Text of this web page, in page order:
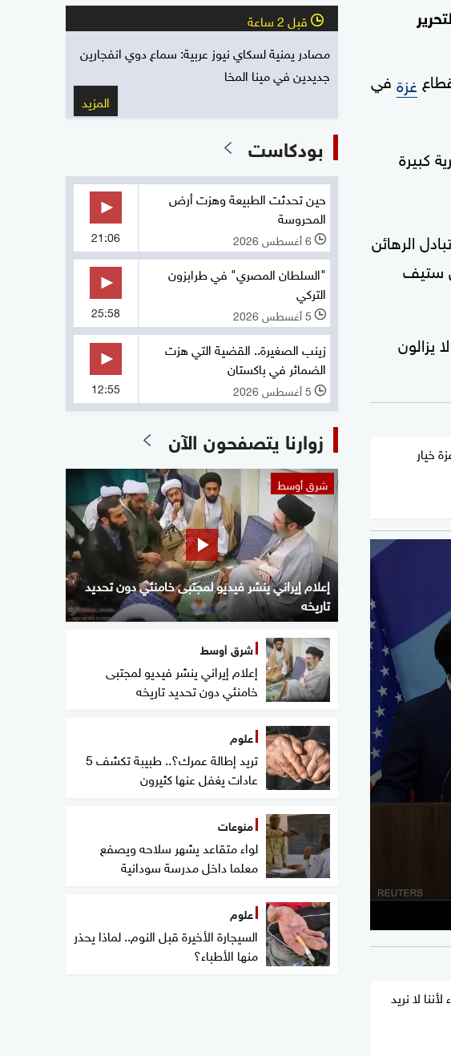
غزة في
كبيرة
الرهائن
ستيف
يزالون
خيار
9
minutes,
27
seconds
90%
لا نريد
l قبل 2 ساعة
مصادر يمنية لسكاي نيوز عربية: سماع دوي انفجارين
جديدين في مينا المخا
المزيد
بودكاست
حين تحدثت الطبيعة وهزت أرض
المحروسة
l 6 أغسطس 2026 21:06
"السلطان المصري" في طرابزون
التركي
l 5 أغسطس 2026 25:58
زينب الصغيرة.. القضية التي هزت
الضمائر في باكستان
l 5 أغسطس 2026 12:55
زوارنا يتصفحون الآن
شرق أوسط
إعلام إيراني ينشر فيديو لمجتبى خامنئي دون تحديد
تاريخه
شرق أوسط
إعلام إيراني ينشر فيديو لمجتبى
خامنئي دون تحديد تاريخه
علوم
تريد إطالة عمرك؟.. طبيبة تكشف 5
عادات يغفل عنها كثيرون
منوعات
لواء متقاعد يشهر سلاحه ويصفع
معلما داخل مدرسة سودانية
علوم
السيجارة الأخيرة قبل النوم.. لماذا يحذر
منها الأطباء؟